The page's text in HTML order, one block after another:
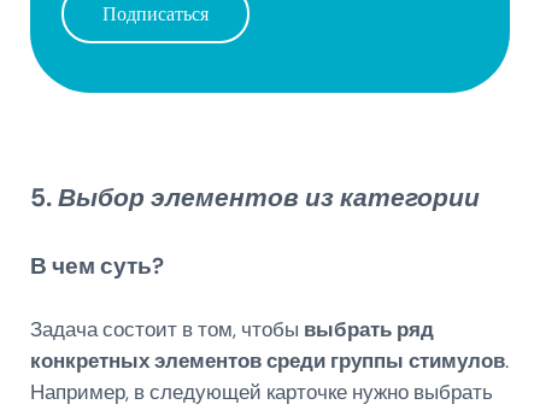
Подписаться
5.Выбор элементов из категории
В чем суть?
Задача состоит в том, чтобы выбрать ряд
конкретных элементов среди группы стимулов.
Например, в следующей карточке нужно выбрать